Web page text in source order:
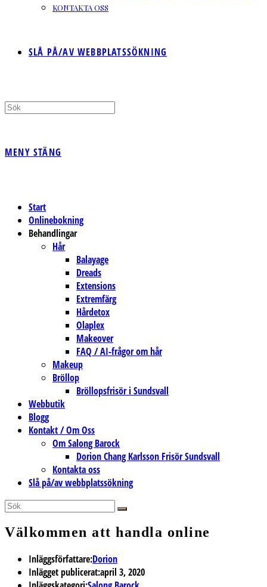
KONTAKTA OSS
SLÅ PÅ/AV WEBBPLATSSÖKNING
MENY STÄNG
Start
Onlinebokning
Behandlingar
Hår
Balayage
Dreads
Extensions
Extremfärg
Hårdetox
Olaplex
Makeover
FAQ / AI-frågor om hår
Makeup
Bröllop
Bröllopsfrisör i Sundsvall
Webbutik
Blogg
Kontakt / Om Oss
Om Salong Barock
Dorion Chang Karlsson Frisör Sundsvall
Kontakta oss
Slå på/av webbplatssökning
Välkommen att handla online
Inläggsförfattare:Dorion
Inlägget publicerat:april 3, 2020